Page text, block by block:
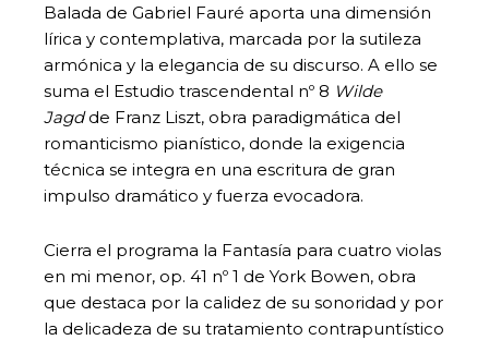
Balada de Gabriel Fauré aporta una dimensión
lírica y contemplativa, marcada por la sutileza
armónica y la elegancia de su discurso. A ello se
suma el Estudio trascendental nº 8 Wilde
Jagdde Franz Liszt, obra paradigmática del
romanticismo pianístico, donde la exigencia
técnica se integra en una escritura de gran
impulso dramático y fuerza evocadora.
Cierra el programa la Fantasía para cuatro violas
en mi menor, op. 41 nº 1 de York Bowen, obra
que destaca por la calidez de su sonoridad y por
la delicadeza de su tratamiento contrapuntístico